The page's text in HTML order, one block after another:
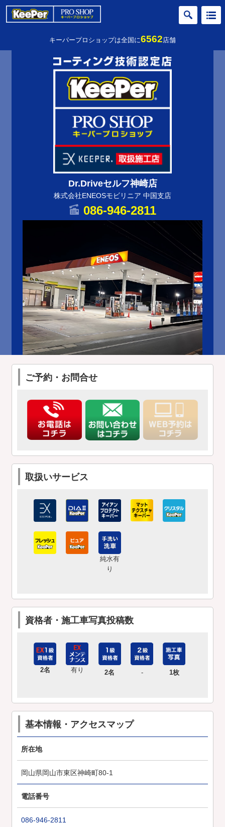
キーパープロショップは全国に6562店舗
Dr.Driveセルフ神崎店
株式会社ENEOSモビリニア 中国支店
086-946-2811
ご予約・お問合せ
取扱いサービス
純水有
り
資格者・施工車写真投稿数
2名 有り 2名 - 1枚
基本情報・アクセスマップ
所在地
岡山県岡山市東区神崎町80-1
電話番号
086-946-2811